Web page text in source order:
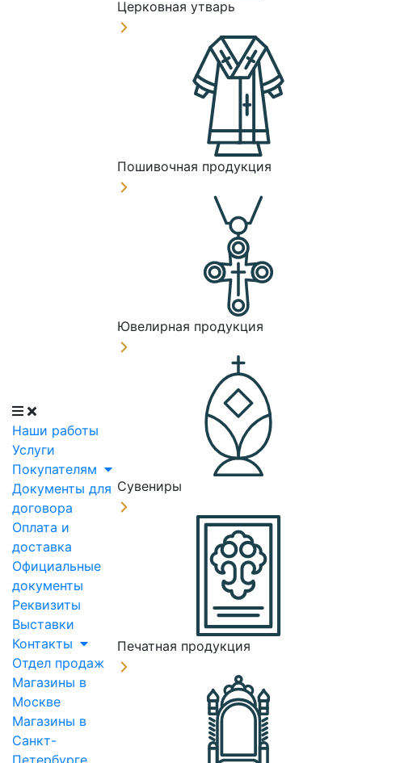
Наши работы
Услуги
Покупателям
Документы для
договора
Оплата и
доставка
Официальные
документы
Реквизиты
Выставки
Контакты
Отдел продаж
Магазины в
Москве
Магазины в
Санкт-
Петербурге
Церковная утварь
Пошивочная продукция
Ювелирная продукция
Сувениры
Печатная продукция